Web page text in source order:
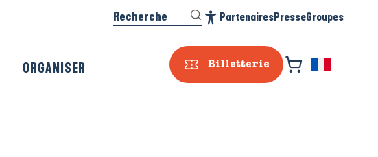
Billetterie
Recherche PartenairesPresseGroupes
ORGANISER